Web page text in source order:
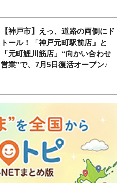
【神戸市】えっ、道路の両側にド
トール！「神戸元町駅前店」と
「元町鯉川筋店」“向かい合わせ
営業”で、7月5日復活オープン♪